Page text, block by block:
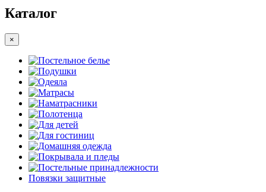
Каталог
×
Постельное белье
Подушки
Одеяла
Матрасы
Наматрасники
Полотенца
Для детей
Для гостиниц
Домашняя одежда
Покрывала и пледы
Постельные принадлежности
Повязки защитные